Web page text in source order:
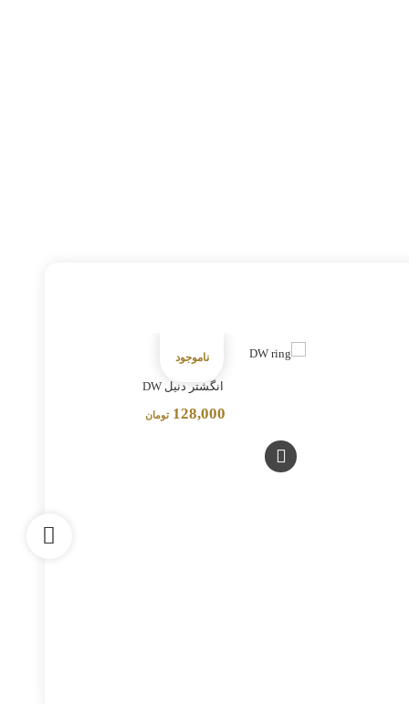
انگشتر دنیل DW
128,000 تومان